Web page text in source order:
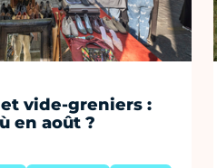
vide-greniers :
en août ?